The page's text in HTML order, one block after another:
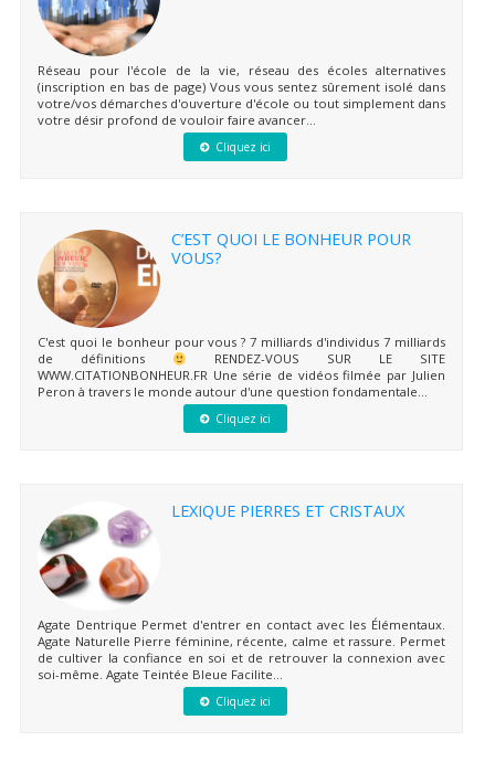
Réseau pour l'école de la vie, réseau des écoles alternatives
(inscription en bas de page) Vous vous sentez sûrement isolé dans
votre/vos démarches d'ouverture d'école ou tout simplement dans
votre désir profond de vouloir faire avancer...
Cliquez ici
C’EST QUOI LE BONHEUR POUR
VOUS?
C'est quoi le bonheur pour vous ? 7 milliards d'individus 7 milliards
de définitions
RENDEZ-VOUS SUR LE SITE
WWW.CITATIONBONHEUR.FR Une série de vidéos filmée par Julien
Peron à travers le monde autour d'une question fondamentale...
Cliquez ici
LEXIQUE PIERRES ET CRISTAUX
Agate Dentrique Permet d'entrer en contact avec les Élémentaux.
Agate Naturelle Pierre féminine, récente, calme et rassure. Permet
de cultiver la confiance en soi et de retrouver la connexion avec
soi-même. Agate Teintée Bleue Facilite...
Cliquez ici